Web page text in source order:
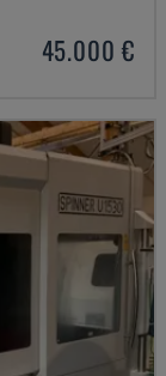
45.000 €